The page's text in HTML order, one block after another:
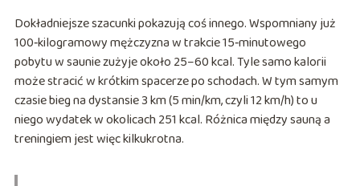
Dokładniejsze szacunki pokazują coś innego. Wspomniany już
100‑kilogramowy mężczyzna w trakcie 15‑minutowego
pobytu w saunie zużyje około 25–60 kcal. Tyle samo kalorii
może stracić w krótkim spacerze po schodach. W tym samym
czasie bieg na dystansie 3 km (5 min/km, czyli 12 km/h) to u
niego wydatek w okolicach 251 kcal. Różnica między sauną a
treningiem jest więc kilkukrotna.